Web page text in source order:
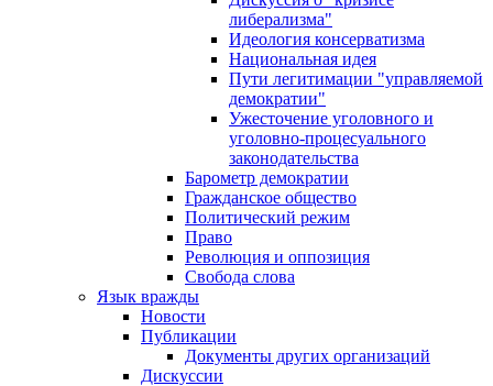
либерализма"
Идеология консерватизма
Национальная идея
Пути легитимации "управляемой
демократии"
Ужесточение уголовного и
уголовно-процесуального
законодательства
Барометр демократии
Гражданское общество
Политический режим
Право
Революция и оппозиция
Свобода слова
Язык вражды
Новости
Публикации
Документы других организаций
Дискуссии